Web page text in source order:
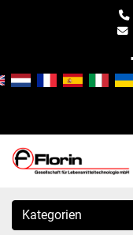
Kategorien